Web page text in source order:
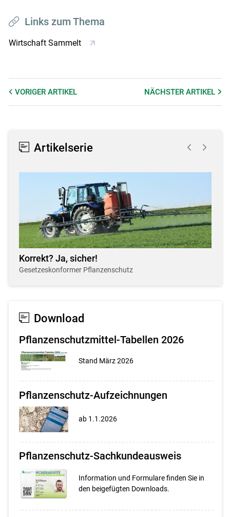
Links zum Thema
Wirtschaft Sammelt
VORIGER ARTIKEL NÄCHSTERARTIKEL
Artikelserie
Korrekt? Ja, sicher!
Gesetzeskonformer Pflanzenschutz
Download
Pflanzenschutzmittel-Tabellen 2026
Stand März 2026
Pflanzenschutz-Aufzeichnungen
ab 1.1.2026
Pflanzenschutz-Sachkundeausweis
Information und Formulare finden Sie in
den beigefügten Downloads.